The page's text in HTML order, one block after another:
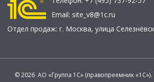
Email: site_v8@1c.ru
Отдел продаж: г. Москва, улица
© 2026 АО «Группа 1С» (правопреемник «1С»).